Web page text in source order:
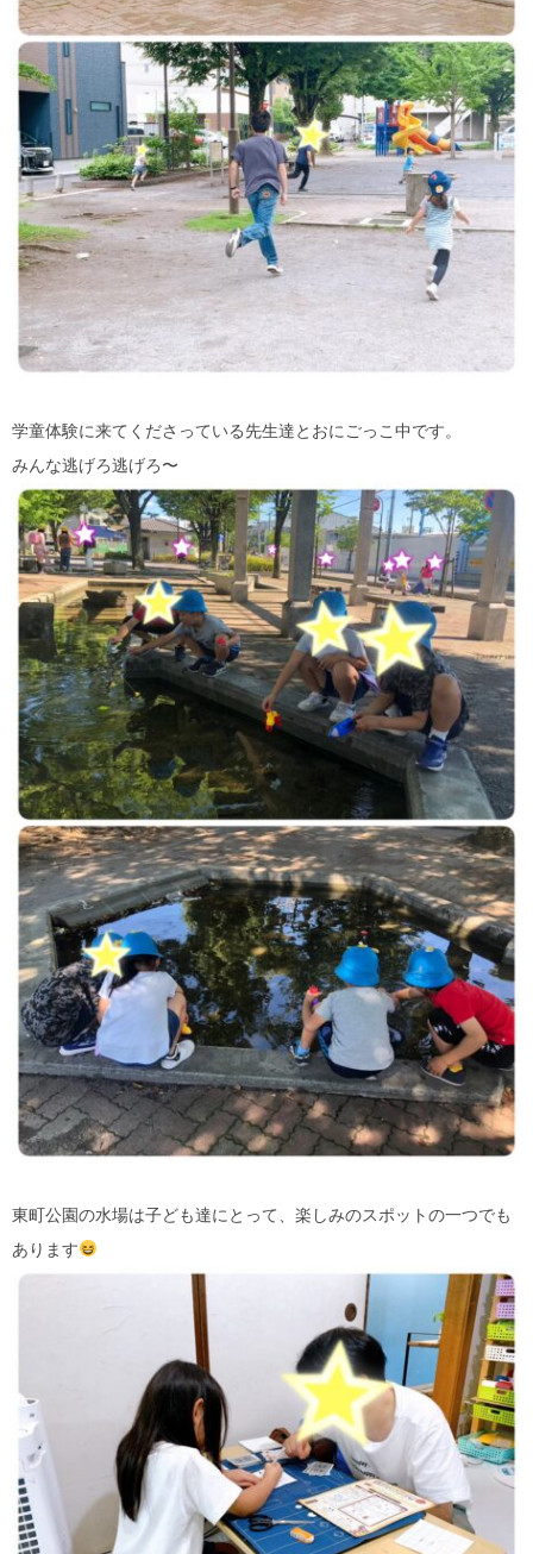
学童体験に来てくださっている先生達とおにごっこ中です。
みんな逃げろ逃げろ〜
東町公園の水場は子ども達にとって、楽しみのスポットの一つでも
あります